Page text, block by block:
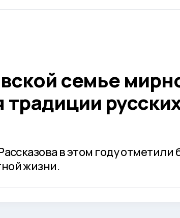
семье
в этом году отметили
жизни.